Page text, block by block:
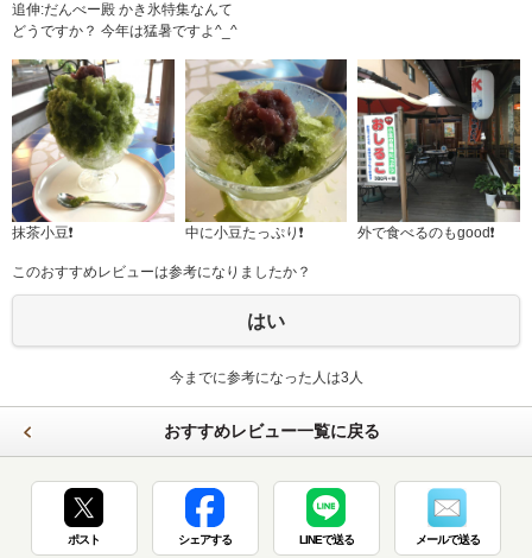
追伸:だんべー殿 かき氷特集なんて
どうですか？ 今年は猛暑ですよ^_^
抹茶小豆❗️ 中に小豆たっぷり❗️ 外で食べるのもgood❗️
このおすすめレビューは参考になりましたか？
はい
今までに参考になった人は3人
おすすめレビュー一覧に戻る
ポスト シェアする LINEで送る メールで送る